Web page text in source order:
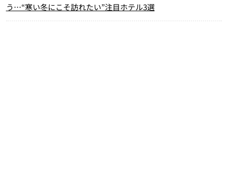
う…“寒い冬にこそ訪れたい”注目ホテル3選